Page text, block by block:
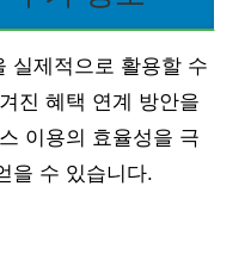
실제적으로 활용할 수
진 혜택 연계 방안을
이용의 효율성을 극
을 수 있습니다.